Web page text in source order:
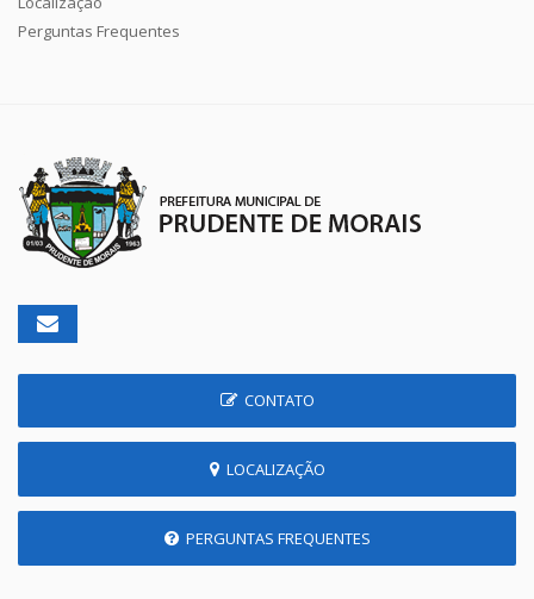
Perguntas Frequentes
CONTATO
LOCALIZAÇÃO
PERGUNTAS FREQUENTES